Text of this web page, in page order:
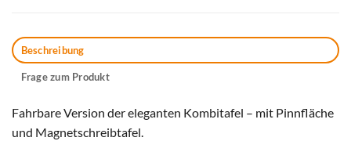
Beschreibung
Frage zum Produkt
Fahrbare Version der eleganten Kombitafel – mit Pinnfläche
und Magnetschreibtafel.